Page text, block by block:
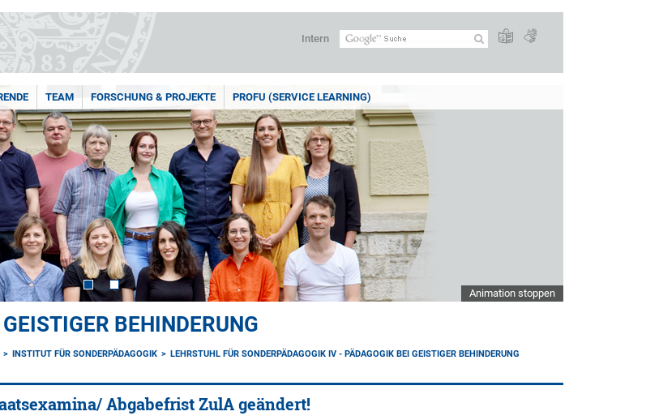
Intern
TEAM FORSCHUNG & PROJEKTE PROFU (SERVICE LEARNING)
Animation stoppen
BEHINDERUNG
INSTITUT FÜR SONDERPÄDAGOGIK
LEHRSTUHL FÜR SONDERPÄDAGOGIK IV - PÄDAGOGIK BEI GEISTIGER BEHINDERUNG
Abgabefrist ZulA geändert!